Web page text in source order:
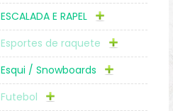
ESCALADA E RAPEL
Esportes de raquete
Esqui / Snowboards
Futebol